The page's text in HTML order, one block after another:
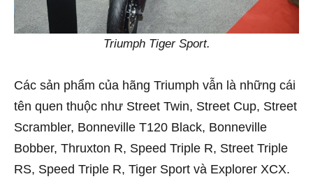
Triumph Tiger Sport.
Các sản phẩm của hãng Triumph vẫn là những cái
tên quen thuộc như Street Twin, Street Cup, Street
Scrambler, Bonneville T120 Black, Bonneville
Bobber, Thruxton R, Speed Triple R, Street Triple
RS, Speed Triple R, Tiger Sport và Explorer XCX.